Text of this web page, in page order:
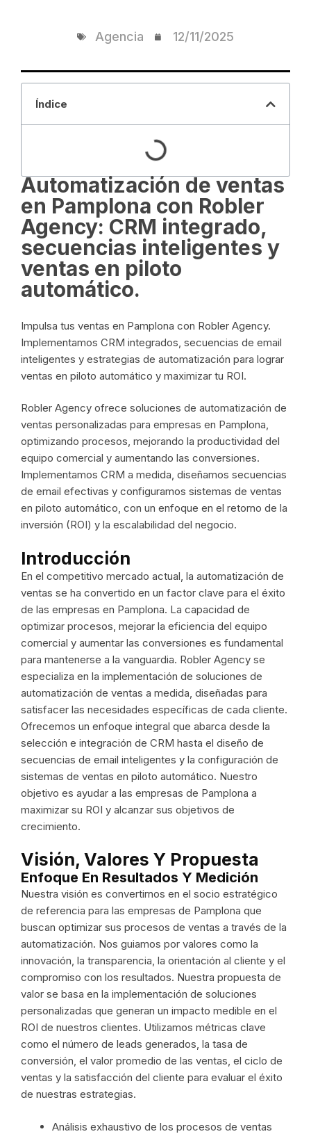
Agencia 12/11/2025
Índice
Automatización de ventas
en Pamplona con Robler
Agency: CRM integrado,
secuencias inteligentes y
ventas en piloto
automático.
Impulsa tus ventas en Pamplona con Robler Agency.
Implementamos CRM integrados, secuencias de email
inteligentes y estrategias de automatización para lograr
ventas en piloto automático y maximizar tu ROI.
Robler Agency ofrece soluciones de automatización de
ventas personalizadas para empresas en Pamplona,
optimizando procesos, mejorando la productividad del
equipo comercial y aumentando las conversiones.
Implementamos CRM a medida, diseñamos secuencias
de email efectivas y configuramos sistemas de ventas
en piloto automático, con un enfoque en el retorno de la
inversión (ROI) y la escalabilidad del negocio.
Introducción
En el competitivo mercado actual, la automatización de
ventas se ha convertido en un factor clave para el éxito
de las empresas en Pamplona. La capacidad de
optimizar procesos, mejorar la eficiencia del equipo
comercial y aumentar las conversiones es fundamental
para mantenerse a la vanguardia. Robler Agency se
especializa en la implementación de soluciones de
automatización de ventas a medida, diseñadas para
satisfacer las necesidades específicas de cada cliente.
Ofrecemos un enfoque integral que abarca desde la
selección e integración de CRM hasta el diseño de
secuencias de email inteligentes y la configuración de
sistemas de ventas en piloto automático. Nuestro
objetivo es ayudar a las empresas de Pamplona a
maximizar su ROI y alcanzar sus objetivos de
crecimiento.
Visión, Valores Y Propuesta
Enfoque En Resultados Y Medición
Nuestra visión es convertirnos en el socio estratégico
de referencia para las empresas de Pamplona que
buscan optimizar sus procesos de ventas a través de la
automatización. Nos guiamos por valores como la
innovación, la transparencia, la orientación al cliente y el
compromiso con los resultados. Nuestra propuesta de
valor se basa en la implementación de soluciones
personalizadas que generan un impacto medible en el
ROI de nuestros clientes. Utilizamos métricas clave
como el número de leads generados, la tasa de
conversión, el valor promedio de las ventas, el ciclo de
ventas y la satisfacción del cliente para evaluar el éxito
de nuestras estrategias.
Análisis exhaustivo de los procesos de ventas